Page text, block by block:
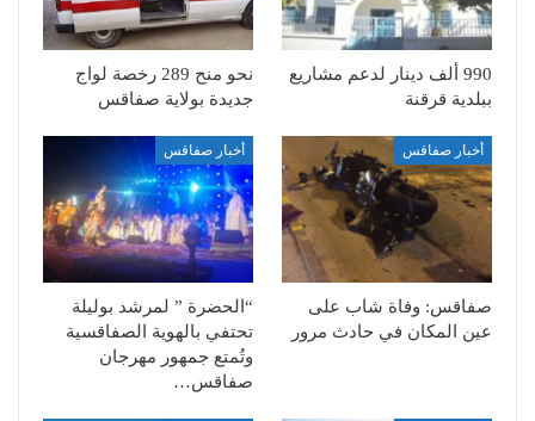
990 ألف دينار لدعم مشاريع
ببلدية قرقنة
نحو منح 289 رخصة لواج
جديدة بولاية صفاقس
أخبار صفاقس
صفاقس: وفاة شاب على
عين المكان في حادث مرور
أخبار صفاقس
“الحضرة ” لمرشد بوليلة
تحتفي بالهوية الصفاقسية
وتُمتع جمهور مهرجان
صفاقس…